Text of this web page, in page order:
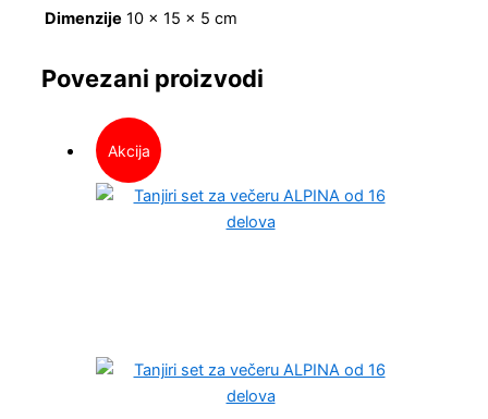
Dimenzije 10 × 15 × 5 cm
Povezani proizvodi
Akcija